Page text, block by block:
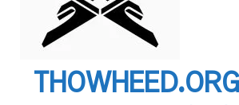
THOWHEED.ORG